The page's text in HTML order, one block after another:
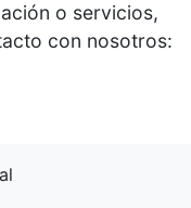
o servicios,
con nosotros: